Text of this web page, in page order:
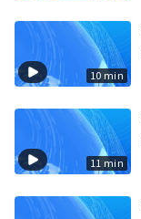
10 min
11 min